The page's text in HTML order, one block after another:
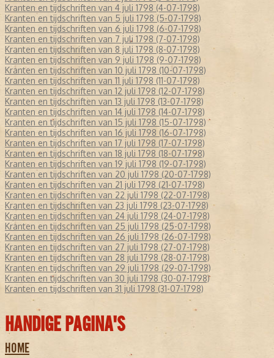
Kranten en tijdschriften van 4 juli 1798 (4-07-1798)
Kranten en tijdschriften van 5 juli 1798 (5-07-1798)
Kranten en tijdschriften van 6 juli 1798 (6-07-1798)
Kranten en tijdschriften van 7 juli 1798 (7-07-1798)
Kranten en tijdschriften van 8 juli 1798 (8-07-1798)
Kranten en tijdschriften van 9 juli 1798 (9-07-1798)
Kranten en tijdschriften van 10 juli 1798 (10-07-1798)
Kranten en tijdschriften van 11 juli 1798 (11-07-1798)
Kranten en tijdschriften van 12 juli 1798 (12-07-1798)
Kranten en tijdschriften van 13 juli 1798 (13-07-1798)
Kranten en tijdschriften van 14 juli 1798 (14-07-1798)
Kranten en tijdschriften van 15 juli 1798 (15-07-1798)
Kranten en tijdschriften van 16 juli 1798 (16-07-1798)
Kranten en tijdschriften van 17 juli 1798 (17-07-1798)
Kranten en tijdschriften van 18 juli 1798 (18-07-1798)
Kranten en tijdschriften van 19 juli 1798 (19-07-1798)
Kranten en tijdschriften van 20 juli 1798 (20-07-1798)
Kranten en tijdschriften van 21 juli 1798 (21-07-1798)
Kranten en tijdschriften van 22 juli 1798 (22-07-1798)
Kranten en tijdschriften van 23 juli 1798 (23-07-1798)
Kranten en tijdschriften van 24 juli 1798 (24-07-1798)
Kranten en tijdschriften van 25 juli 1798 (25-07-1798)
Kranten en tijdschriften van 26 juli 1798 (26-07-1798)
Kranten en tijdschriften van 27 juli 1798 (27-07-1798)
Kranten en tijdschriften van 28 juli 1798 (28-07-1798)
Kranten en tijdschriften van 29 juli 1798 (29-07-1798)
Kranten en tijdschriften van 30 juli 1798 (30-07-1798)
Kranten en tijdschriften van 31 juli 1798 (31-07-1798)
HANDIGE PAGINA'S
HOME